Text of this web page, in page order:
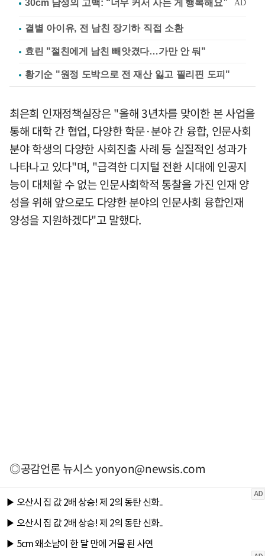
결별 아이유, 전 남친 장기하 직접 소환
효린 "절친에게 남친 빼앗겼다…가만 안 둬"
황기순 "원정 도박으로 전 재산 잃고 필리핀 도피"
최은희 인재정책실장은 "올해 3년차를 맞이한 본 사업을
통해 대학 간 협업, 다양한 학문·분야 간 융합, 인문사회
분야 학생의 다양한 사회진출 사례 등 실질적인 성과가
나타나고 있다"며, "급격한 디지털 전환 시대에 인공지
능이 대체할 수 없는 인문사회학적 통찰을 가진 인재 양
성을 위해 앞으로도 다양한 분야의 인문사회 융합인재
양성을 지원하겠다"고 말했다.
◎공감언론 뉴시스yonyon@newsis.com